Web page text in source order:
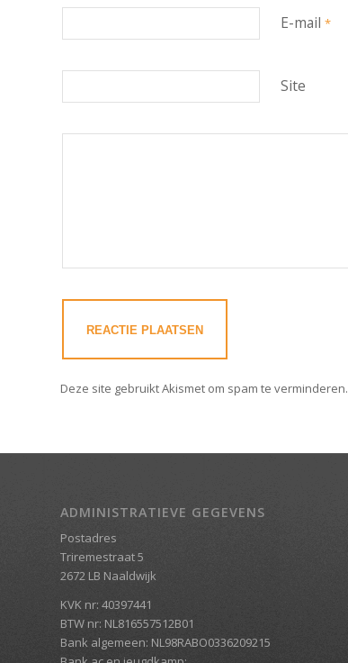
E-mail *
Site
Deze site gebruikt Akismet om spam te verminderen.
ADMINISTRATIEVE GEGEVENS
Postadres
Triremestraat 5
2672 LB Naaldwijk
KVK nr: 40397441
BTW nr: NL816557512B01
Bank algemeen: NL98RABO0336209215